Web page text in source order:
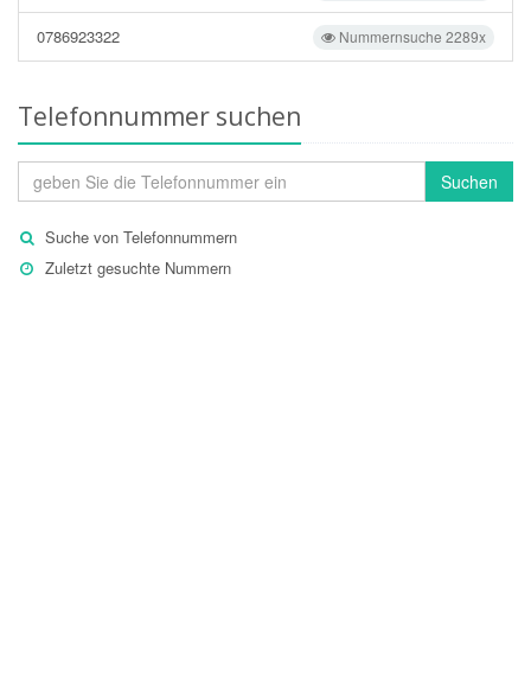
Nummernsuche 2289x
0786923322
Telefonnummer suchen
Suchen
Suche von Telefonnummern
Zuletzt gesuchte Nummern